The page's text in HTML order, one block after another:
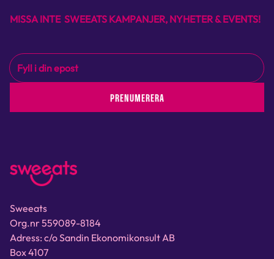
MISSA INTE SWEEATS KAMPANJER, NYHETER & EVENTS!
PRENUMERERA
Sweeats
Org.nr 559089-8184
Adress: c/o Sandin Ekonomikonsult AB
Box 4107